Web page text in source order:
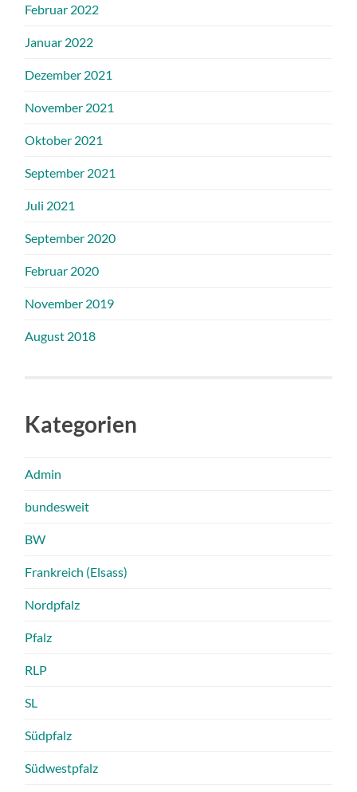
Februar 2022
Januar 2022
Dezember 2021
November 2021
Oktober 2021
September 2021
Juli 2021
September 2020
Februar 2020
November 2019
August 2018
Kategorien
Admin
bundesweit
BW
Frankreich (Elsass)
Nordpfalz
Pfalz
RLP
SL
Südpfalz
Südwestpfalz